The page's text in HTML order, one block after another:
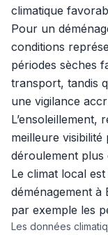
climatique
Pour un
conditions
périodes sèches
transport, tandis
une vigilance
L’ensoleillement,
meilleure
déroulement
Le climat local
déménagement à
par exemple les
Les données